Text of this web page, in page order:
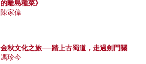
的離島種菜》
陳家偉
金秋文化之旅──踏上古蜀道，走過劍門關
馮珍今